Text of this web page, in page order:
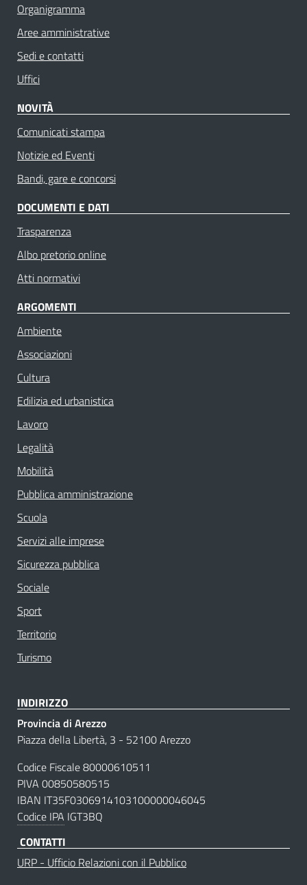
Organigramma
Aree amministrative
Sedi e contatti
Uffici
NOVITÀ
Comunicati stampa
Notizie ed Eventi
Bandi, gare e concorsi
DOCUMENTI E DATI
Trasparenza
Albo pretorio online
Atti normativi
ARGOMENTI
Ambiente
Associazioni
Cultura
Edilizia ed urbanistica
Lavoro
Legalità
Mobilità
Pubblica amministrazione
Scuola
Servizi alle imprese
Sicurezza pubblica
Sociale
Sport
Territorio
Turismo
INDIRIZZO
Provincia di Arezzo
Piazza della Libertà, 3 - 52100 Arezzo
Codice Fiscale 80000610511
PIVA 00850580515
IBAN IT35F0306914103100000046045
Codice IPA IGT3BQ
CONTATTI
URP - Ufficio Relazioni con il Pubblico